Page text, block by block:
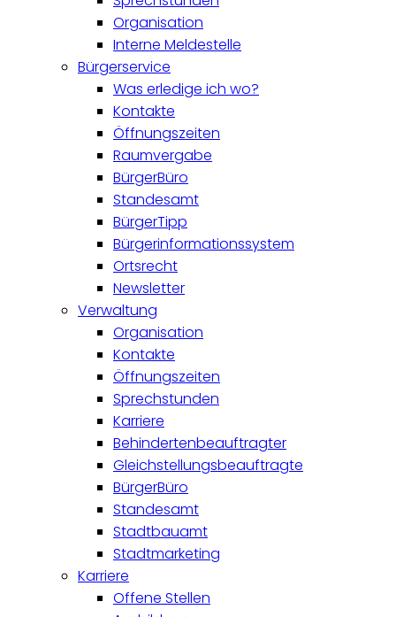
Organisation
Interne Meldestelle
Bürgerservice
Was erledige ich wo?
Kontakte
Öffnungszeiten
Raumvergabe
BürgerBüro
Standesamt
BürgerTipp
Bürgerinformationssystem
Ortsrecht
Newsletter
Verwaltung
Organisation
Kontakte
Öffnungszeiten
Sprechstunden
Karriere
Behindertenbeauftragter
Gleichstellungsbeauftragte
BürgerBüro
Standesamt
Stadtbauamt
Stadtmarketing
Karriere
Offene Stellen